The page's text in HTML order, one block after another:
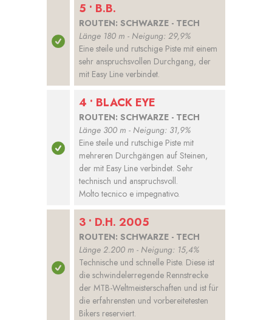
5 • B.B.
ROUTEN: SCHWARZE - TECH
Länge 180 m - Neigung: 29,9%
Eine steile und rutschige Piste mit einem
sehr anspruchsvollen Durchgang, der
mit Easy Line verbindet.
4 • BLACK EYE
ROUTEN: SCHWARZE - TECH
Länge 300 m - Neigung: 31,9%
Eine steile und rutschige Piste mit
mehreren Durchgängen auf Steinen,
der mit Easy Line verbindet. Sehr
technisch und anspruchsvoll.
Molto tecnico e impegnativo.
3 • D.H. 2005
ROUTEN: SCHWARZE - TECH
Länge 2.200 m - Neigung: 15,4%
Technische und schnelle Piste. Diese ist
die schwindelerregende Rennstrecke
der MTB-Weltmeisterschaften und ist für
die erfahrensten und vorbereitetesten
Bikers reserviert.